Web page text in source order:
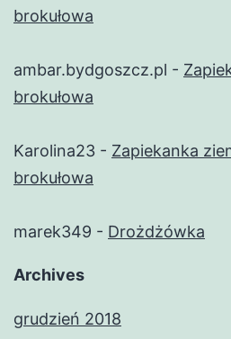
brokułowa
ambar.bydgoszcz.pl -
brokułowa
Karolina23 - Zapiekanka
brokułowa
marek349 - Drożdżówka
Archives
grudzień 2018